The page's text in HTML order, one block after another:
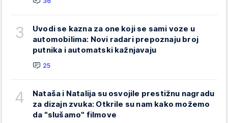
3
Uvodi se kazna za one koji se sami voze u
automobilima: Novi radari prepoznaju broj
putnika i automatski kažnjavaju
25
4
Nataša i Natalija su osvojile prestižnu nagradu
za dizajn zvuka: Otkrile su nam kako možemo
da "slušamo" filmove